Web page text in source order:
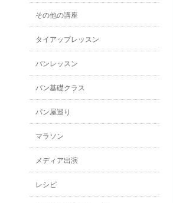
その他の講座
タイアップレッスン
パンレッスン
パン基礎クラス
パン屋巡り
マラソン
メディア出演
レシピ